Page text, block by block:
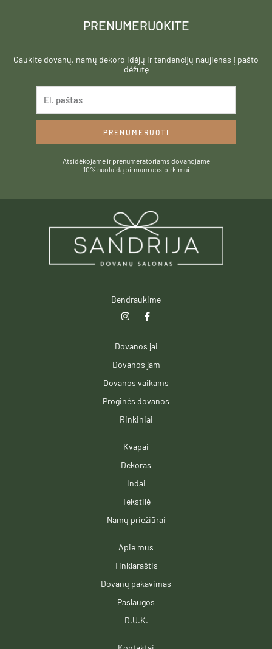
PRENUMERUOKITE
Gaukite dovanų, namų dekoro idėjų ir tendencijų naujienas į pašto
dėžutę
PRENUMERUOTI
Atsidėkojame ir prenumeratoriams dovanojame
10% nuolaidą pirmam apsipirkimui
Bendraukime
n
a
r
m
F
a
b
o
-
Dovanos jai
Dovanos jam
Dovanos vaikams
Proginės dovanos
Rinkiniai
Kvapai
Dekoras
Indai
Tekstilė
Namų priežiūrai
Apie mus
Tinklaraštis
Dovanų pakavimas
Paslaugos
D.U.K.